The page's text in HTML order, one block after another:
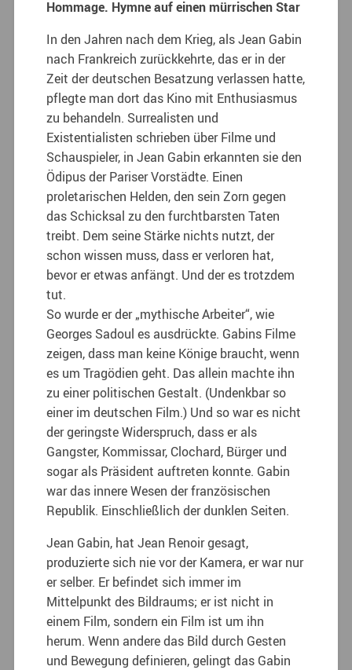
Hommage. Hymne auf einen mürrischen Star
In den Jahren nach dem Krieg, als Jean Gabin
nach Frankreich zurückkehrte, das er in der
Zeit der deutschen Besatzung verlassen hatte,
pflegte man dort das Kino mit Enthusiasmus
zu behandeln. Surrealisten und
Existentialisten schrieben über Filme und
Schauspieler, in Jean Gabin erkannten sie den
Ödipus der Pariser Vorstädte. Einen
proletarischen Helden, den sein Zorn gegen
das Schicksal zu den furchtbarsten Taten
treibt. Dem seine Stärke nichts nutzt, der
schon wissen muss, dass er verloren hat,
bevor er etwas anfängt. Und der es trotzdem
tut.
So wurde er der „mythische Arbeiter“, wie
Georges Sadoul es ausdrückte. Gabins Filme
zeigen, dass man keine Könige braucht, wenn
es um Tragödien geht. Das allein machte ihn
zu einer politischen Gestalt. (Undenkbar so
einer im deutschen Film.) Und so war es nicht
der geringste Widerspruch, dass er als
Gangster, Kommissar, Clochard, Bürger und
sogar als Präsident auftreten konnte. Gabin
war das innere Wesen der französischen
Republik. Einschließlich der dunklen Seiten.
Jean Gabin, hat Jean Renoir gesagt,
produzierte sich nie vor der Kamera, er war nur
er selber. Er befindet sich immer im
Mittelpunkt des Bildraums; er ist nicht in
einem Film, sondern ein Film ist um ihn
herum. Wenn andere das Bild durch Gesten
und Bewegung definieren, gelingt das Gabin